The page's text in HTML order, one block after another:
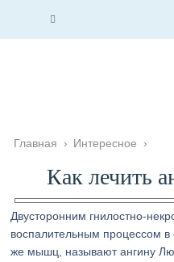
Главная › Интересное ›
Как лечить
Двусторонним гнилостно-
воспалительным процессом в
же мышц, называют ангину